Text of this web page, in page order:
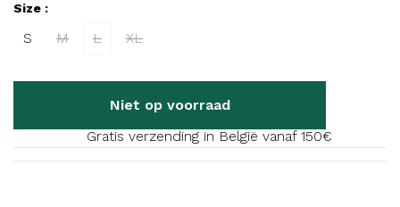
Size :
S M L XL
Niet op voorraad
Gratis verzending in België vanaf 150€